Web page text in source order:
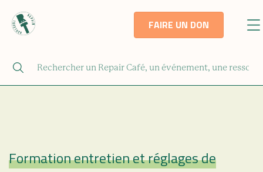
FAIRE UN DON
Formation entretien et réglages de